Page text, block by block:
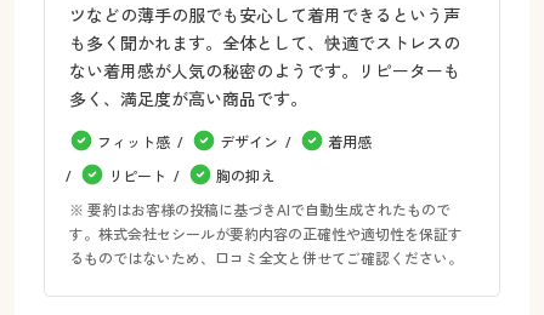
ツなどの薄手の服でも安心して着用できるという声
も多く聞かれます。全体として、快適でストレスの
ない着用感が人気の秘密のようです。リピーターも
多く、満足度が高い商品です。
フィット感 デザイン
着用感
リピート
胸の抑え
※ 要約はお客様の投稿に基づきAIで自動生成されたもので
す。株式会社セシールが要約内容の正確性や適切性を保証す
るものではないため、口コミ全文と併せてご確認ください。